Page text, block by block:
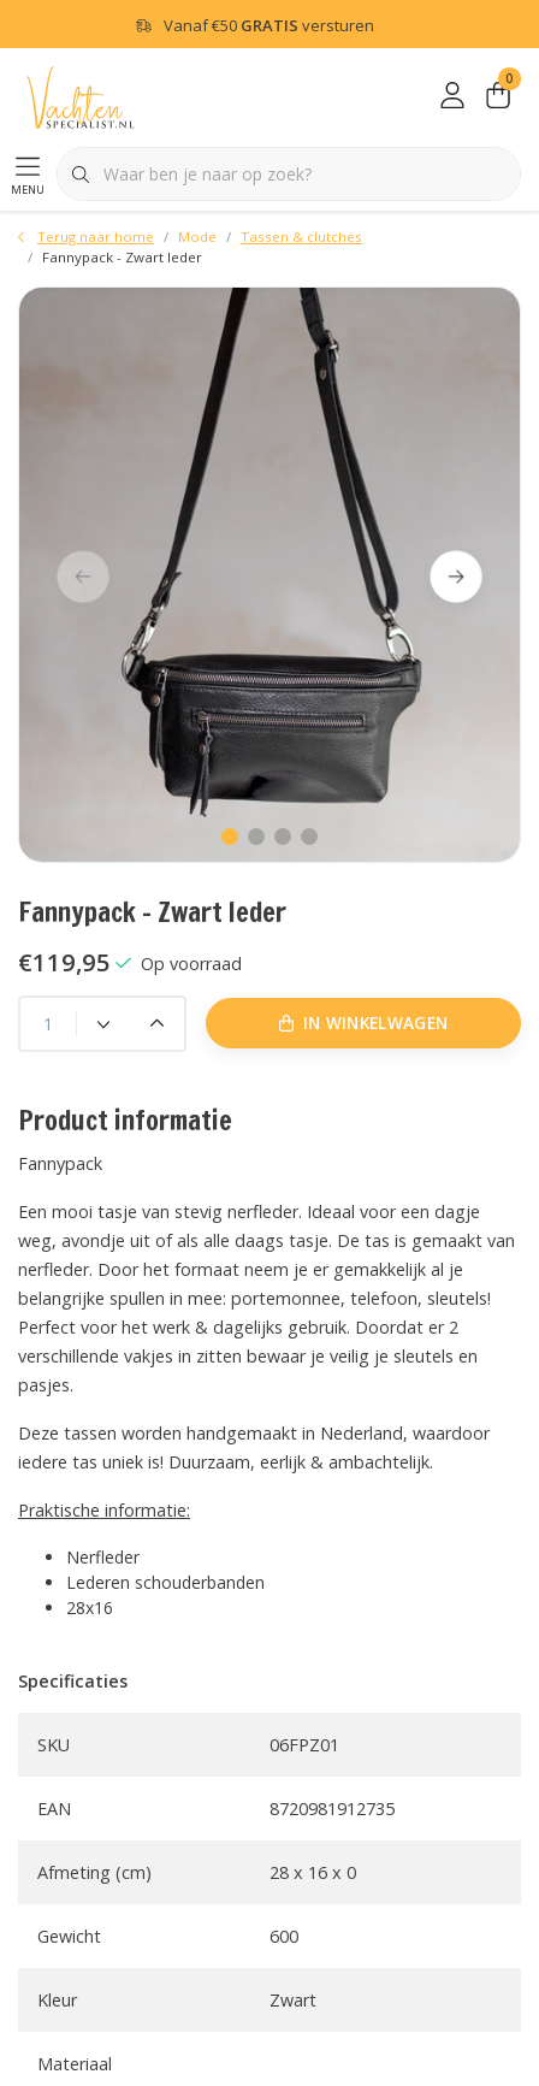
Vanaf€50 GRATIS versturen
menu
0
Terug naar home Mode
Tassen & clutches
Fannypack - Zwart leder
Fannypack - Zwart leder
€119,95 Op voorraad
IN WINKELWAGEN
Product informatie
Fannypack
Een mooi tasje van stevig nerfleder. Ideaal voor een dagje
weg, avondje uit of als alle daags tasje. De tas is gemaakt van
nerfleder. Door het formaat neem je er gemakkelijk al je
belangrijke spullen in mee: portemonnee, telefoon, sleutels!
Perfect voor het werk & dagelijks gebruik. Doordat er 2
verschillende vakjes in zitten bewaar je veilig je sleutels en
pasjes.
Deze tassen worden handgemaakt in Nederland, waardoor
iedere tas uniek is! Duurzaam, eerlijk & ambachtelijk.
Praktische informatie:
Nerfleder
Lederen schouderbanden
28x16
Specificaties
SKU 06FPZ01
EAN 8720981912735
Afmeting (cm) 28 x 16 x 0
Gewicht 600
Kleur Zwart
Materiaal